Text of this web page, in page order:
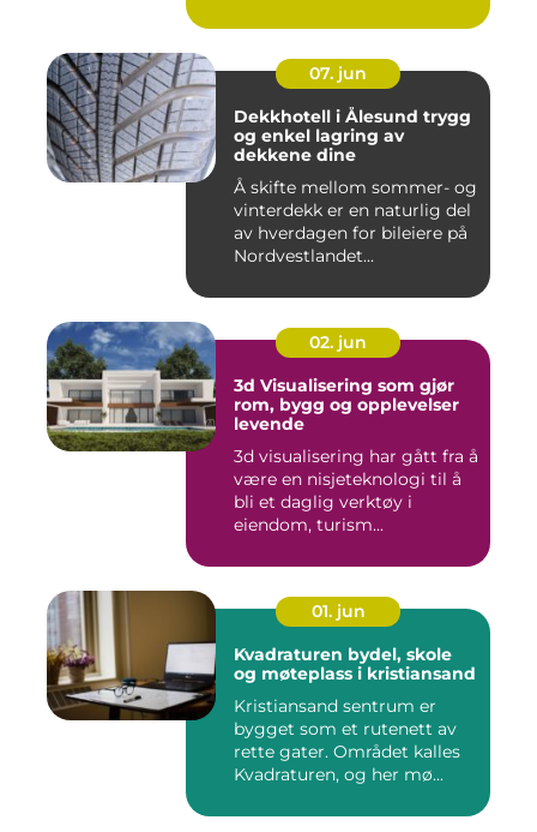
07. jun
Dekkhotell i Ålesund trygg
og enkel lagring av
dekkene dine
Å skifte mellom sommer- og
vinterdekk er en naturlig del
av hverdagen for bileiere på
Nordvestlandet...
02. jun
3d Visualisering som gjør
rom, bygg og opplevelser
levende
3d visualisering har gått fra å
være en nisjeteknologi til å
bli et daglig verktøy i
eiendom, turism...
01. jun
Kvadraturen bydel, skole
og møteplass i kristiansand
Kristiansand sentrum er
bygget som et rutenett av
rette gater. Området kalles
Kvadraturen, og her mø...